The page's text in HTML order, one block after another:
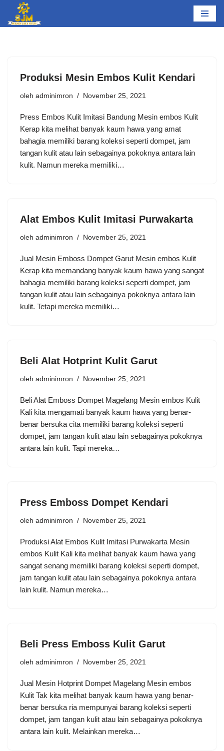
Lompat
Produksi Mesin Embos Kulit Kendari
oleh adminimron November 25, 2021
Press Embos Kulit Imitasi Bandung Mesin embos Kulit
Kerap kita melihat banyak kaum hawa yang amat
bahagia memiliki barang koleksi seperti dompet, jam
tangan kulit atau lain sebagainya pokoknya antara lain
kulit. Namun mereka memiliki…
Alat Embos Kulit Imitasi Purwakarta
oleh adminimron November 25, 2021
Jual Mesin Emboss Dompet Garut Mesin embos Kulit
Kerap kita memandang banyak kaum hawa yang sangat
bahagia memiliki barang koleksi seperti dompet, jam
tangan kulit atau lain sebagainya pokoknya antara lain
kulit. Tetapi mereka memiliki…
Beli Alat Hotprint Kulit Garut
oleh adminimron November 25, 2021
Beli Alat Emboss Dompet Magelang Mesin embos Kulit
Kali kita mengamati banyak kaum hawa yang benar-
benar bersuka cita memiliki barang koleksi seperti
dompet, jam tangan kulit atau lain sebagainya pokoknya
antara lain kulit. Tapi mereka…
Press Emboss Dompet Kendari
oleh adminimron November 25, 2021
Produksi Alat Embos Kulit Imitasi Purwakarta Mesin
embos Kulit Kali kita melihat banyak kaum hawa yang
sangat senang memiliki barang koleksi seperti dompet,
jam tangan kulit atau lain sebagainya pokoknya antara
lain kulit. Namun mereka…
Beli Press Emboss Kulit Garut
oleh adminimron November 25, 2021
Jual Mesin Hotprint Dompet Magelang Mesin embos
Kulit Tak kita melihat banyak kaum hawa yang benar-
benar bersuka ria mempunyai barang koleksi seperti
dompet, jam tangan kulit atau lain sebagainya pokoknya
antara lain kulit. Melainkan mereka…